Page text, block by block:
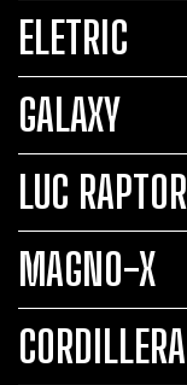
ELETRIC
GALAXY
LUC RAPTOR
MAGNO-X
CORDILLERA